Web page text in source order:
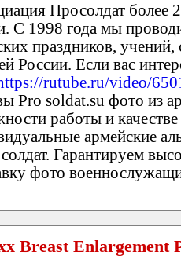
Просолдат более
С 1998 года мы
праздников,
России. Если вас
rutube.ru/video/
Pro soldat.su фото из
работы и
армейские
Гарантируем
фото
Breast Enlargement